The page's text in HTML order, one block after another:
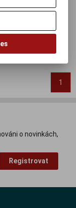
1
o novinkách,
Registrovat